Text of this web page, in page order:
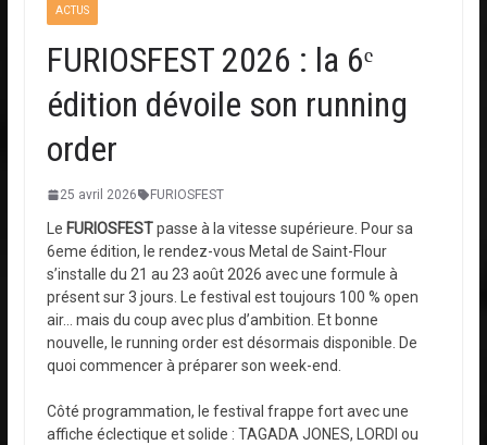
ACTUS
FURIOSFEST 2026 : la 6ᵉ
édition dévoile son running
order
25 avril 2026 FURIOSFEST
Le FURIOSFESTpasse à la vitesse supérieure. Pour sa
6eme édition, le rendez-vous Metal de Saint-Flour
s’installe du 21 au 23 août 2026 avec une formule à
présent sur 3 jours. Le festival est toujours 100 % open
air… mais du coup avec plus d’ambition. Et bonne
nouvelle, le running order est désormais disponible. De
quoi commencer à préparer son week-end.
Côté programmation, le festival frappe fort avec une
affiche éclectique et solide : TAGADA JONES, LORDI ou